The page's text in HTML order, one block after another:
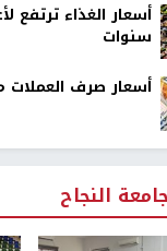
سنوات
أسعار صرف العملات
النجاح